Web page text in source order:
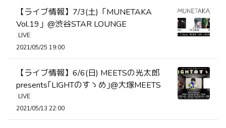
【ライブ情報】7/3(土)「MUNETAKA
Vol.19」@渋谷STAR LOUNGE
LIVE
2021/05/25 19:00
【ライブ情報】6/6(日) MEETSの光太郎
presents｢LIGHTのすゝめ｣@大塚MEETS
LIVE
2021/05/13 22:00